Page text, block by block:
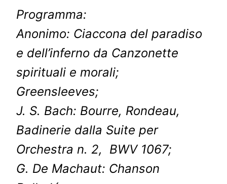
Programma:
Anonimo: Ciaccona del paradiso
e dell’inferno da Canzonette
spirituali e morali;
Greensleeves;
J. S. Bach: Bourre, Rondeau,
Badinerie dalla Suite per
Orchestra n. 2, BWV 1067;
G. De Machaut: Chanson